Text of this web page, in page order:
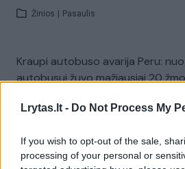
Lrytas.lt - Do Not Process My
If you wish to opt-out of the sale,
processing of your personal or
Žinios Pasaulis
Kraupi autobuso avarija Peru:
autobusui žuvo mažiausiai 20
Žinios
Maroke į šulinį įkritusio vaiko